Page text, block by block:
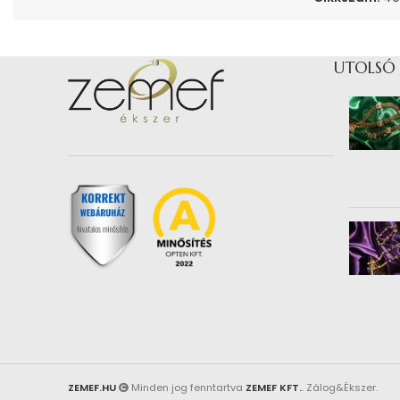
ZEMEF.HU Minden jog fenntartva ZEMEF KFT.. Zálog&Ékszer.